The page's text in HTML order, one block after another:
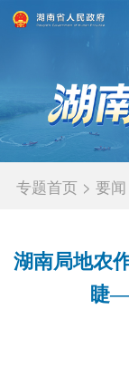
专题首页 >要闻
湖南局地农
睫